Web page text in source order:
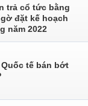
trả cổ tức bằng
đặt kế hoạch
năm 2022
tế bán bớt